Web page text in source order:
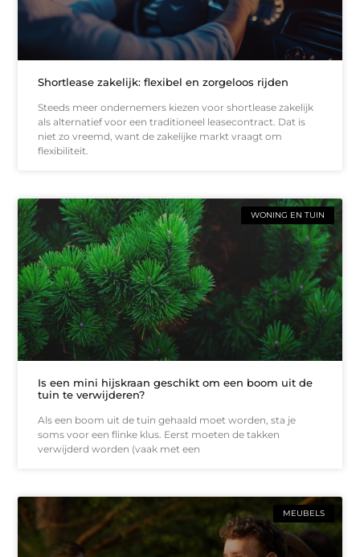
Shortlease zakelijk: flexibel en zorgeloos rijden
Steeds meer ondernemers kiezen voor shortlease zakelijk
als alternatief voor een traditioneel leasecontract. Dat is
niet zo vreemd, want de zakelijke markt vraagt om
flexibiliteit.
WONING EN TUIN
Is een mini hijskraan geschikt om een boom uit de
tuin te verwijderen?
Als een boom uit de tuin gehaald moet worden, sta je
soms voor een flinke klus. Eerst moeten de takken
verwijderd worden (vaak met een
MEUBELS